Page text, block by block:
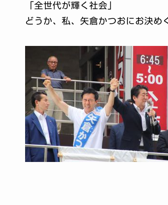
「全世代が輝く社会」
どうか、私、矢倉かつおにお決め